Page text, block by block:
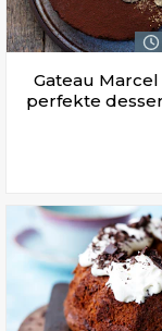
Gateau Marcel
perfekte